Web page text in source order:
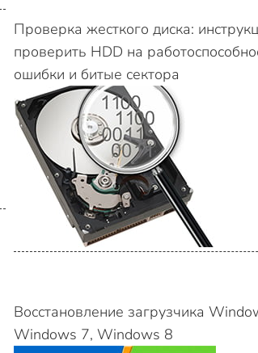
Проверка жесткого диска:
проверить HDD на
ошибки и битые сектора
Восстановление загрузчика
Windows 7, Windows 8